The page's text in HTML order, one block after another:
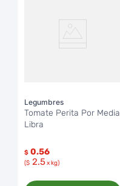
Legumbres
Tomate Perita Por Media
Libra
$ 0.56
($ 2.5x kg)